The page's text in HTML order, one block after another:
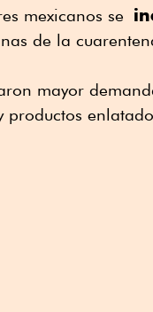
mexicanos se
de la
mayor